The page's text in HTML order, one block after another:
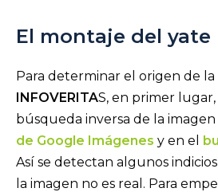
El montaje del yate
Para determinar el origen de la
INFOVERITAS, en primer
búsqueda inversa de la imagen
de Google Imágenes y en el
Así se detectan algunos
la imagen no es real. Para